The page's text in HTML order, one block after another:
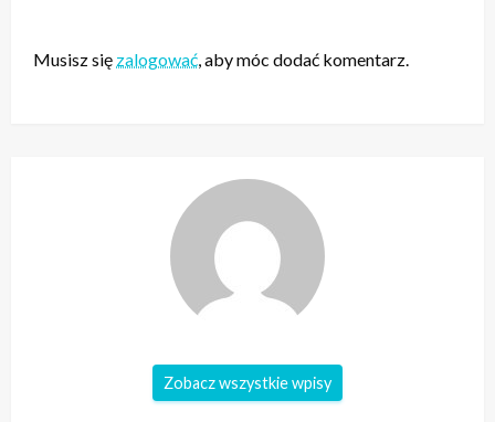
Musisz się zalogować, aby móc dodać komentarz.
Zobacz wszystkie wpisy